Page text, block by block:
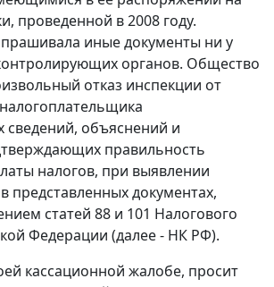
проведенной в 2008 году.
иные документы ни у
органов. Общество
отказ инспекции от
сведений, объяснений и
правильность
налогов, при выявлении
представленных документах,
статей 88 и 101 Налогового
Федерации (далее - НК РФ).
кассационной жалобе, просит